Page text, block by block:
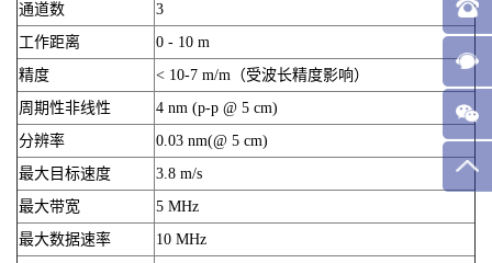
通道数
3
工作距离
0 - 10 m
精度
< 10-7 m/m（受波长精度影响）
周期性非线性
4 nm (p-p @ 5 cm)
分辨率
0.03 nm(@ 5 cm)
最大目标速度
3.8 m/s
最大带宽
5 MHz
最大数据速率
10 MHz